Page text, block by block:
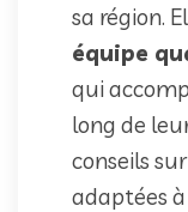
sa région.
équipe
qui
long de
conseils
adaptées